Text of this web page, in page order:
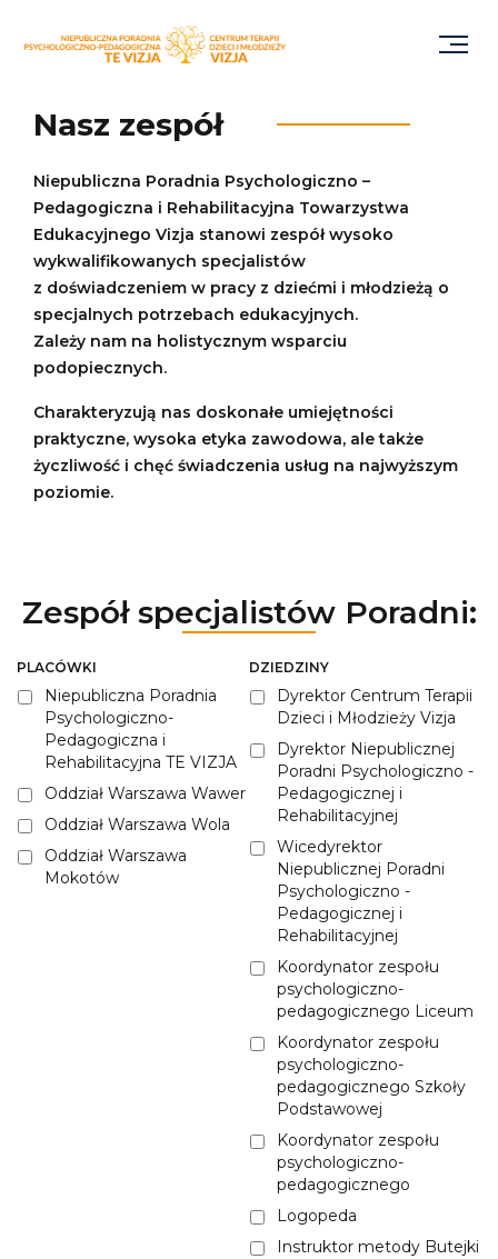
Nasz zespół
Niepubliczna Poradnia Psychologiczno –
Pedagogiczna i Rehabilitacyjna Towarzystwa
Edukacyjnego Vizja stanowi zespół wysoko
wykwalifikowanych specjalistów
z doświadczeniem w pracy z dziećmi i młodzieżą o
specjalnych potrzebach edukacyjnych.
Zależy nam na holistycznym wsparciu
podopiecznych.
Charakteryzują nas doskonałe umiejętności
praktyczne, wysoka etyka zawodowa, ale także
życzliwość i chęć świadczenia usług na najwyższym
poziomie.
Zespół specjalistów Poradni:
PLACÓWKI
Niepubliczna Poradnia
Psychologiczno-
Pedagogiczna i
Rehabilitacyjna TE VIZJA
Oddział Warszawa Wawer
Oddział Warszawa Wola
Oddział Warszawa
Mokotów
DZIEDZINY
Dyrektor Centrum Terapii
Dzieci i Młodzieży Vizja
Dyrektor Niepublicznej
Poradni Psychologiczno -
Pedagogicznej i
Rehabilitacyjnej
Wicedyrektor
Niepublicznej Poradni
Psychologiczno -
Pedagogicznej i
Rehabilitacyjnej
Koordynator zespołu
psychologiczno-
pedagogicznego Liceum
Koordynator zespołu
psychologiczno-
pedagogicznego Szkoły
Podstawowej
Koordynator zespołu
psychologiczno-
pedagogicznego
Logopeda
Instruktor metody Butejki